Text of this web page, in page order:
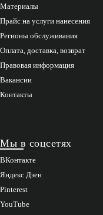
Материалы
Прайс на услуги нанесения
Регионы обслуживания
Оплата, доставка, возврат
Правовая информация
Вакансии
Контакты
Мы в соцсетях
ВКонтакте
Яндекс Дзен
Pinterest
YouTube